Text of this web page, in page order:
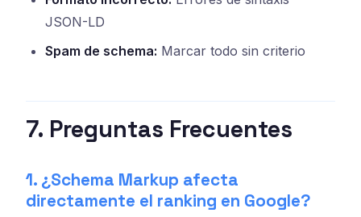
JSON-LD
Spam de schema: Marcar todo sin criterio
7. Preguntas Frecuentes
1. ¿Schema Markup afecta
directamente el ranking en Google?